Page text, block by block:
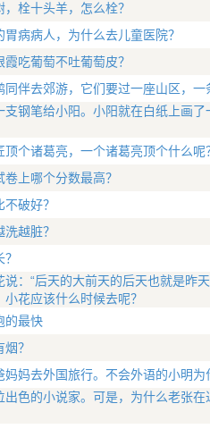
栓十头羊，怎么栓？
胃病病人，为什么去儿童医院？
霞吃葡萄不吐葡萄皮？
同伴去郊游，它们要过一座山区，
支钢笔给小阳。小阳就在白纸上画
顶个诸葛亮，一个诸葛亮顶个什么呢
卷上哪个分数最高？
破好？
越脏？
说：“后天的大前天的后天也就是昨
小花应该什么时候去呢？
的最快
？
妈妈去外国旅行。不会外语的小明
出色的小说家。可是，为什么老张